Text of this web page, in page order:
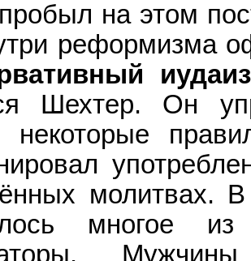
на этом
реформизма
Шехтер. Он
некоторые
ённых молитвах. В
многое